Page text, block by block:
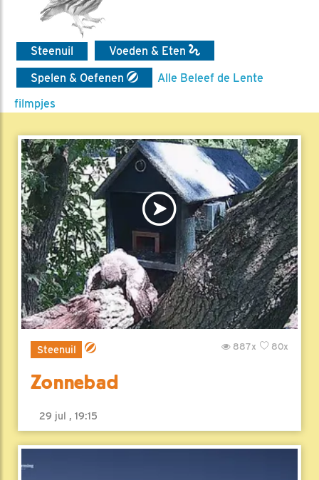
Steenuil
Voeden & Eten
Spelen & Oefenen
Alle Beleef de Lente
filmpjes
Steenuil 80x
887x
Zonnebad
29 jul , 19:15